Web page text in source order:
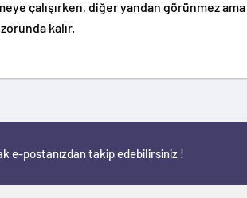
çalışırken, diğer yandan görünmez ama
kalır.
e-postanızdan takip edebilirsiniz !